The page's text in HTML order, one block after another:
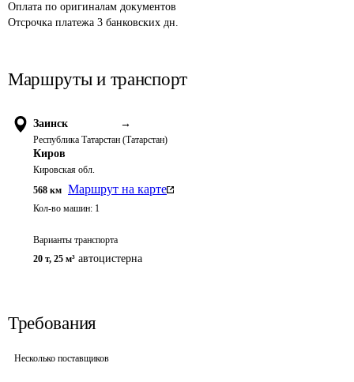
Оплата по оригиналам документов
Отсрочка платежа 3 банковских дн.
Маршруты и транспорт
Заинск →
Республика Татарстан (Татарстан)
Киров
Кировская обл.
568 км Маршрут на карте
Кол-во машин: 1
Варианты транспорта
20 т, 25 м³ автоцистерна
Требования
Несколько поставщиков